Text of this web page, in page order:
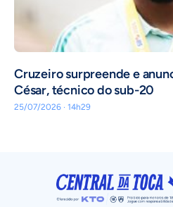
Cruzeiro surpreende e
César, técnico do sub-20
25/07/2026 · 14h29